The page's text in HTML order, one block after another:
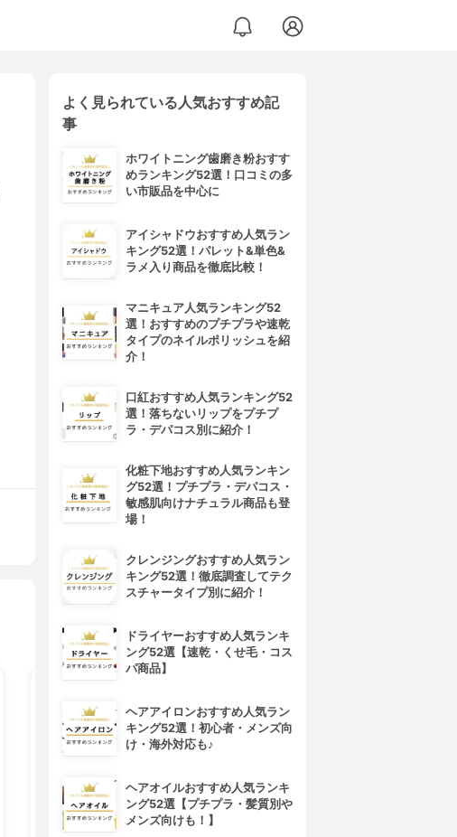
よく見られている人気おすすめ記
事
ホワイトニング歯磨き粉おすす
めランキング52選！口コミの多
い市販品を中心に
アイシャドウおすすめ人気ラン
キング52選！パレット&単色&
ラメ入り商品を徹底比較！
マニキュア人気ランキング52
選！おすすめのプチプラや速乾
タイプのネイルポリッシュを紹
介！
口紅おすすめ人気ランキング52
選！落ちないリップをプチプ
ラ・デパコス別に紹介！
化粧下地おすすめ人気ランキン
グ52選！プチプラ・デパコス・
敏感肌向けナチュラル商品も登
場！
クレンジングおすすめ人気ラン
キング52選！徹底調査してテク
スチャータイプ別に紹介！
ドライヤーおすすめ人気ランキ
ング52選【速乾・くせ毛・コス
パ商品】
ヘアアイロンおすすめ人気ラン
キング52選！初心者・メンズ向
け・海外対応も♪
ヘアオイルおすすめ人気ランキ
ング52選【プチプラ・髪質別や
メンズ向けも！】